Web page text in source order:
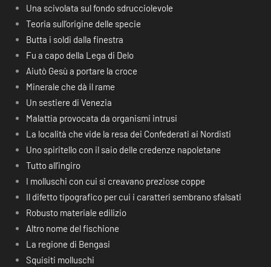
Una scivolata sul fondo sdrucciolevole
Teoria sull’origine delle specie
Butta i soldi dalla finestra
Fu a capo della Lega di Delo
Aiutò Gesù a portare la croce
Minerale che dà il rame
Un sestiere di Venezia
Malattia provocata da organismi intrusi
La località che vide la resa dei Confederati ai Nordisti
Uno spiritello con il saio delle credenze napoletane
Tutto all’ingiro
I molluschi con cui si creavano preziose coppe
Il difetto tipografico per cui i caratteri sembrano sfalsati
Robusto materiale edilizio
Altro nome del fischione
La regione di Bengasi
Squisiti molluschi